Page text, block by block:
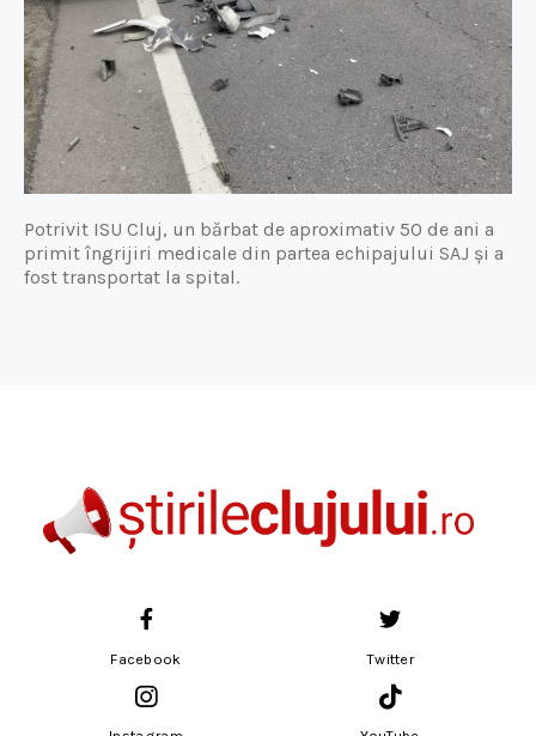
Potrivit ISU Cluj, un bărbat de aproximativ 50 de ani a
primit îngrijiri medicale din partea echipajului SAJ și a
fost transportat la spital.
Facebook Twitter